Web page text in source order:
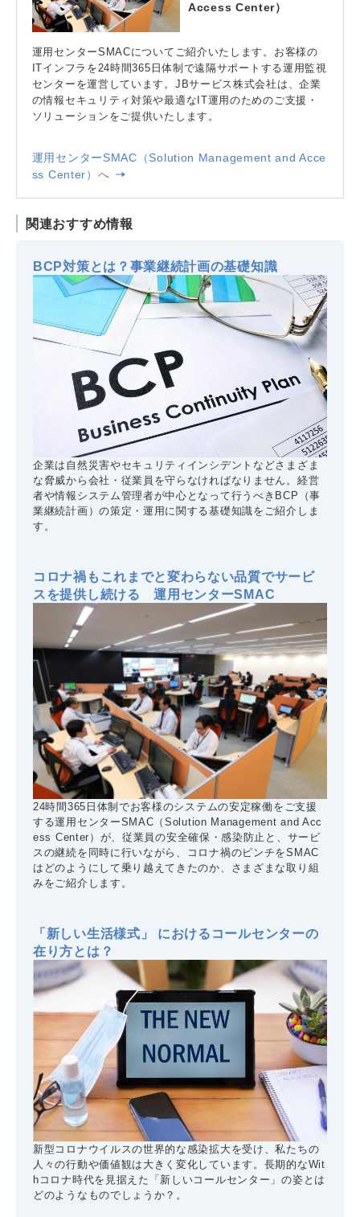
Access Center）
運用センターSMACについてご紹介いたします。お客様の
ITインフラを24時間365日体制で遠隔サポートする運用監視
センターを運営しています。JBサービス株式会社は、企業
の情報セキュリティ対策や最適なIT運用のためのご支援・
ソリューションをご提供いたします。
運用センターSMAC（Solution Management and Acce
ss Center）へ
関連おすすめ情報
BCP対策とは？事業継続計画の基礎知識
企業は自然災害やセキュリティインシデントなどさまざま
な脅威から会社・従業員を守らなければなりません。経営
者や情報システム管理者が中心となって行うべきBCP（事
業継続計画）の策定・運用に関する基礎知識をご紹介しま
す。
コロナ禍もこれまでと変わらない品質でサービ
スを提供し続ける 運用センターSMAC
24時間365日体制でお客様のシステムの安定稼働をご支援
する運用センターSMAC（Solution Management and Acc
ess Center）が、従業員の安全確保・感染防止と、サービ
スの継続を同時に行いながら、コロナ禍のピンチをSMAC
はどのようにして乗り越えてきたのか、さまざまな取り組
みをご紹介します。
「新しい生活様式」 におけるコールセンターの
在り方とは？
新型コロナウイルスの世界的な感染拡大を受け、私たちの
人々の行動や価値観は大きく変化しています。長期的なWit
hコロナ時代を見据えた「新しいコールセンター」の姿とは
どのようなものでしょうか？。